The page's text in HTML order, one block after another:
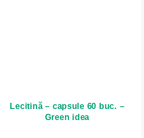
Lecitină – capsule 60 buc. –
Green idea